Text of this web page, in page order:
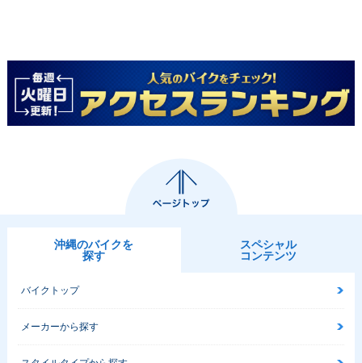
沖縄のバイクを
探す
スペシャル
コンテンツ
バイクトップ
メーカーから探す